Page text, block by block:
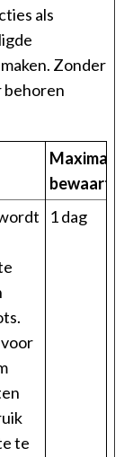
als
Zonder
behoren
Maximale
te
1 dag